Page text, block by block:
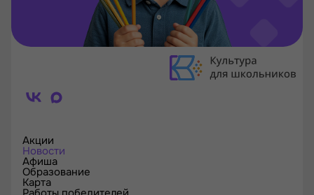
Акции
Новости
Афиша
Образование
Карта